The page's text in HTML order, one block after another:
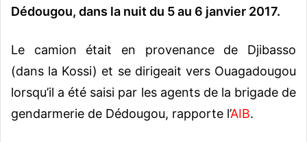
Dédougou, dans la nuit du 5 au 6 janvier 2017.
Le camion était en provenance de Djibasso
(dans la Kossi) et se dirigeait vers Ouagadougou
lorsqu’il a été saisi par les agents de la brigade de
gendarmerie de Dédougou, rapporte l’AIB.